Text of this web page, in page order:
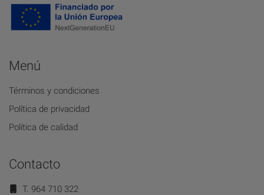
Menú
Términos y condiciones
Política de privacidad
Política de calidad
Contacto
T. 964 710 322